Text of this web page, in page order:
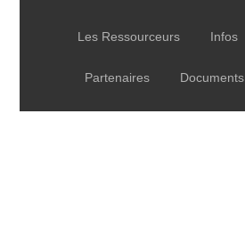
Les Ressourceurs Infos
Partenaires Documents